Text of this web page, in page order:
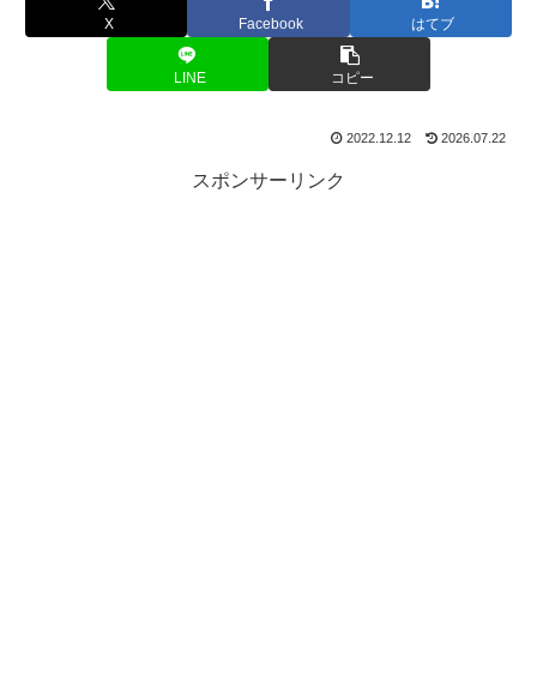
X Facebook はてブ
LINE コピー
2022.12.12 2026.07.22
スポンサーリンク